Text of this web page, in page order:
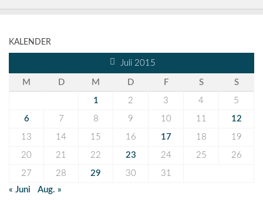
KALENDER
Juli 2015
M D M D F S S
1 2 3 4 5
6 7 8 9 10 11 12
13 14 15 16 17 18 19
20 21 22 23 24 25 26
27 28 29 30
31
« Juni
Aug. »